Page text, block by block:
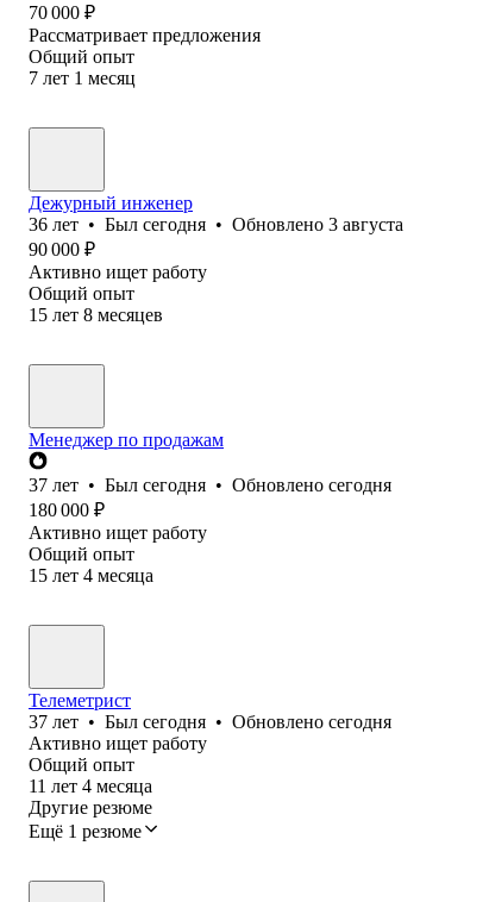
70 000 ₽
Рассматривает предложения
Общий опыт
7 лет 1 месяц
Дежурный инженер
36 лет • Был сегодня • Обновлено 3 августа
90 000 ₽
Активно ищет работу
Общий опыт
15 лет 8 месяцев
Менеджер по продажам
37 лет • Был сегодня • Обновлено сегодня
180 000 ₽
Активно ищет работу
Общий опыт
15 лет 4 месяца
Телеметрист
37 лет • Был сегодня • Обновлено сегодня
Активно ищет работу
Общий опыт
11 лет 4 месяца
Другие резюме
Ещё 1 резюме